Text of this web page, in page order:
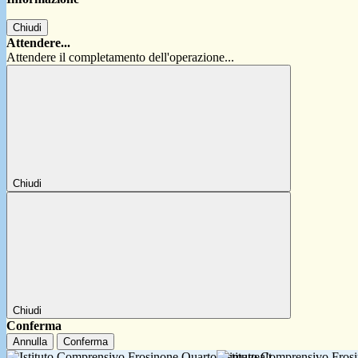
Chiudi
Attendere...
Attendere il completamento dell'operazione...
Chiudi
Chiudi
Conferma
Annulla Conferma